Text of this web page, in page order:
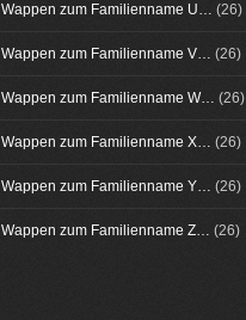
Wappen zum Familienname U… (26)
Wappen zum Familienname V… (26)
Wappen zum Familienname W… (26)
Wappen zum Familienname X… (26)
Wappen zum Familienname Y… (26)
Wappen zum Familienname Z… (26)